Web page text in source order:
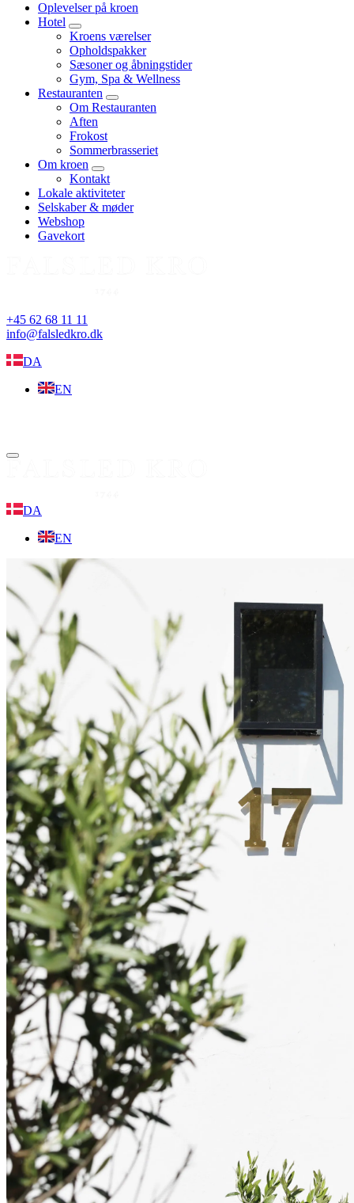
Oplevelser på kroen
Hotel
expand
child
menu
Kroens værelser
Opholdspakker
Sæsoner og åbningstider
Gym, Spa & Wellness
Restauranten
expand
child
Om Restauranten
Aften
Frokost
Sommerbrasseriet
Om kroen
expand
child
menu
Kontakt
Lokale aktiviteter
Selskaber & møder
Webshop
Gavekort
+45 62 68 11 11
info@falsledkro.dk
DA
EN
Menu
DA
EN